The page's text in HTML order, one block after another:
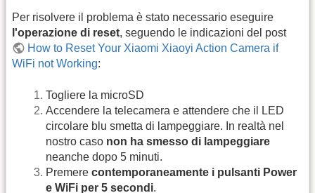
Per risolvere il problema è stato necessario eseguire
l'operazione di reset, seguendo le indicazioni del post
How to Reset Your Xiaomi Xiaoyi Action Camera if
WiFi not Working:
Togliere la microSD
Accendere la telecamera e attendere che il LED
circolare blu smetta di lampeggiare. In realtà nel
nostro caso non ha smesso di lampeggiare
neanche dopo 5 minuti.
Premere contemporaneamente i pulsanti Power
e WiFi per 5 secondi.